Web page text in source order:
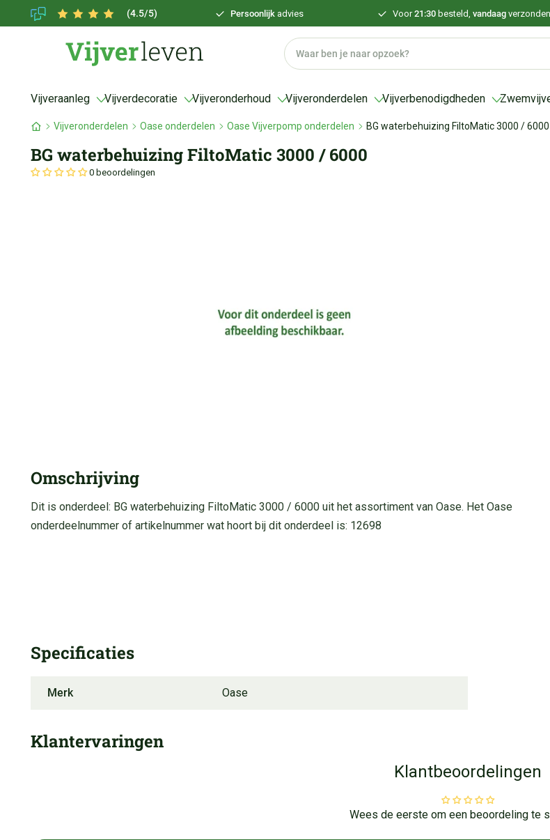
(4.5/5) Persoonlijk advies Voor21:30 besteld,vandaagverzonden
Vijveraanleg Vijverdecoratie Vijveronderhoud Vijveronderdelen Vijverbenodigdheden
Vijveronderdelen Oase onderdelen Oase Vijverpomp onderdelen BG waterbehuizing FiltoMatic 3000 / 6000
BG waterbehuizing FiltoMatic 3000 / 6000
0 beoordelingen
Omschrijving
Dit is onderdeel: BG waterbehuizing FiltoMatic 3000 / 6000 uit het assortiment van Oase. Het Oase
onderdeelnummer of artikelnummer wat hoort bij dit onderdeel is: 12698
Specificaties
Merk Oase
Klantervaringen
Klantbeoordelingen
Wees de eerste om een beoordeling te